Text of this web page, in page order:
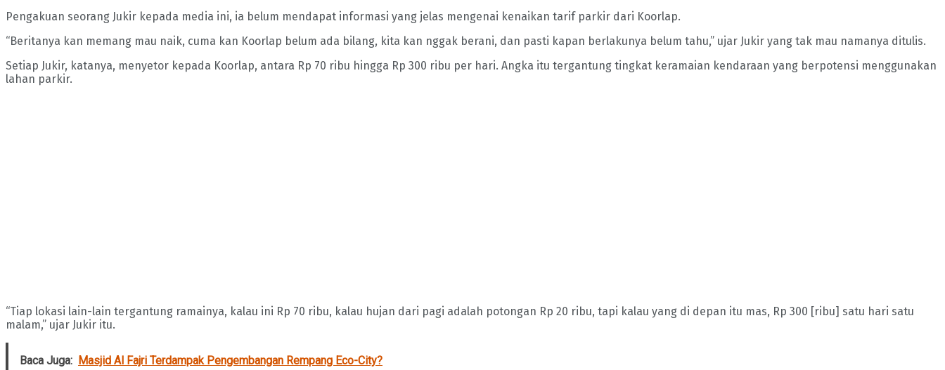
Pengakuan seorang Jukir kepada media ini, ia belum mendapat informasi yang jelas mengenai kenaikan tarif parkir dari Koorlap.
“Beritanya kan memang mau naik, cuma kan Koorlap belum ada bilang, kita kan nggak berani, dan pasti kapan berlakunya belum tahu,” ujar Jukir yang tak mau namanya ditulis.
Setiap Jukir, katanya, menyetor kepada Koorlap, antara Rp 70 ribu hingga Rp 300 ribu per hari. Angka itu tergantung tingkat keramaian kendaraan yang berpotensi menggunakan
lahan parkir.
“Tiap lokasi lain-lain tergantung ramainya, kalau ini Rp 70 ribu, kalau hujan dari pagi adalah potongan Rp 20 ribu, tapi kalau yang di depan itu mas, Rp 300 [ribu] satu hari satu
malam,” ujar Jukir itu.
Baca Juga: Masjid Al Fajri Terdampak Pengembangan Rempang Eco-City?